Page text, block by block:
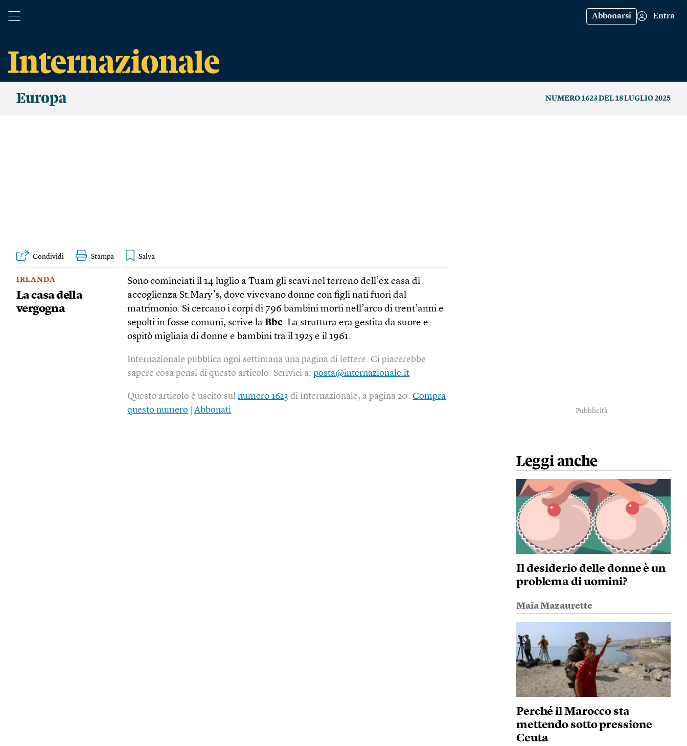
Abbonarsi Entra
Europa NUMERO 1623 DEL 18 LUGLIO 2025
Condividi Stampa
IRLANDA
La casa della
vergogna
Sono cominciati il 14 luglio a Tuam gli scavi nel terreno dell’ex casa di
accoglienza St.Mary’s, dove vivevano donne con figli nati fuori dal
matrimonio. Si cercano i corpi di 796 bambini morti nell’arco di trent’anni e
sepolti in fosse comuni, scrive laBbc. La struttura era gestita da suore e
ospitò migliaia di donne e bambini tra il 1925 e il 1961.
Internazionale pubblica ogni settimana una pagina di lettere. Ci piacerebbe
sapere cosa pensi di questo articolo. Scrivici a:posta@internazionale.it
Questo articolo è uscito sulnumero 1623 di Internazionale, a pagina 20.Compra
questo numero |Abbonati Pubblicità
Leggi anche
Il desiderio delle donne è un
problema di uomini?
Maïa Mazaurette
Perché il Marocco sta
mettendo sotto pressione
Ceuta